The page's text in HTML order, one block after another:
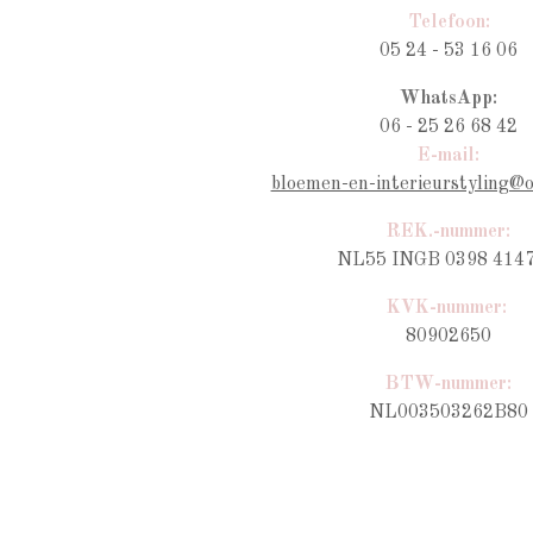
Telefoon:
05 24 - 53 16 06
WhatsApp:
06 - 25 26 68 42
E-mail:
bloemen-en-
REK.-nummer:
NL55 INGB 0398
KVK-nummer:
80902650
BTW-nummer:
NL003503262B80